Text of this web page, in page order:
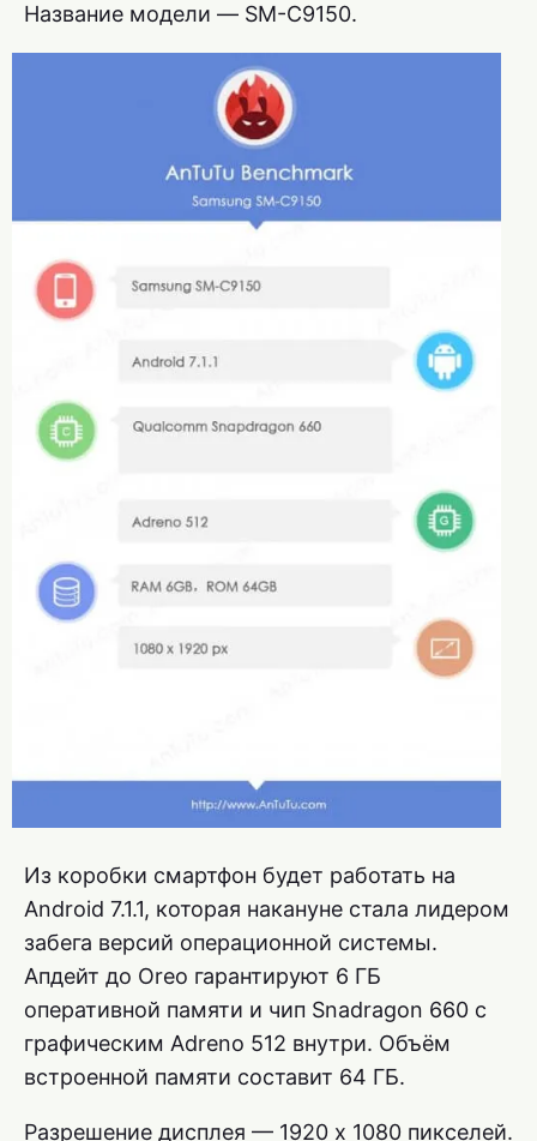
Название модели — SM-C9150.
Из коробки смартфон будет работать на
Android 7.1.1, которая накануне стала лидером
забега версий операционной системы.
Апдейт до Oreo гарантируют 6 ГБ
оперативной памяти и чип Snadragon 660 с
графическим Adreno 512 внутри. Объём
встроенной памяти составит 64 ГБ.
Разрешение дисплея — 1920 х 1080 пикселей.